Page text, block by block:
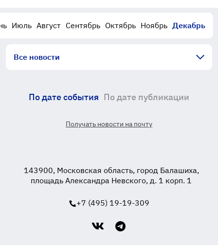
Июль Август Сентябрь Октябрь Ноябрь Декабрь
Все новости
По дате события По дате публикации
Получать новости на почту
143900, Московская область, город Балашиха,
площадь Александра Невского, д. 1 корп. 1
+7 (495) 19-19-309